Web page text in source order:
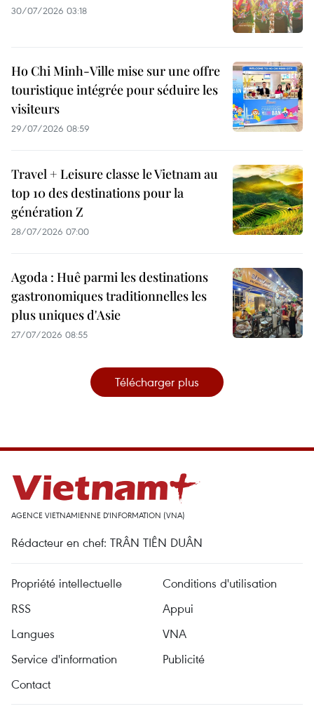
30/07/2026 03:18
Ho Chi Minh-Ville mise sur une offre
touristique intégrée pour séduire les
visiteurs
29/07/2026 08:59
Travel + Leisure classe le Vietnam au
top 10 des destinations pour la
génération Z
28/07/2026 07:00
Agoda : Huê parmi les destinations
gastronomiques traditionnelles les
plus uniques d'Asie
27/07/2026 08:55
Télécharger plus
AGENCE VIETNAMIENNE D'INFORMATION (VNA)
Rédacteur en chef: TRÂN TIÊN DUÂN
Propriété intellectuelle
Conditions d'utilisation
RSS
Appui
Langues
VNA
Service d'information
Publicité
Contact